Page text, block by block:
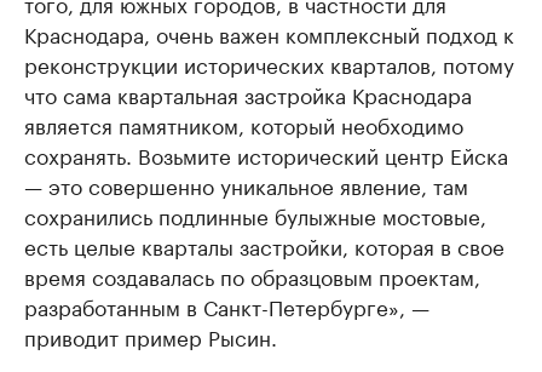
Краснодара, очень важен комплексный подход к
реконструкции исторических кварталов, потому
что сама квартальная застройка Краснодара
является памятником, который необходимо
сохранять. Возьмите исторический центр Ейска
— это совершенно уникальное явление, там
сохранились подлинные булыжные мостовые,
есть целые кварталы застройки, которая в свое
время создавалась по образцовым проектам,
разработанным в Санкт-Петербурге», —
приводит пример Рысин.